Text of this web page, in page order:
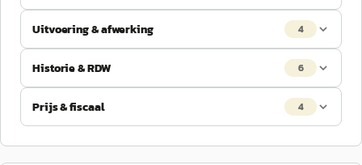
Uitvoering & afwerking 4
Historie & RDW 6
Prijs & fiscaal 4